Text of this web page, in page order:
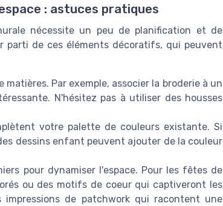
: astuces pratiques
nécessite un peu de planification et de
parti de ces éléments décoratifs, qui peuvent
Par exemple, associer la broderie à un
N'hésitez pas à utiliser des housses
votre palette de couleurs existante. Si
dessins enfant peuvent ajouter de la couleur
pour dynamiser l'espace. Pour les fêtes de
ou des motifs de coeur qui captiveront les
de patchwork qui racontent une